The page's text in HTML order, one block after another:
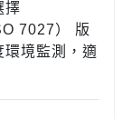
擇
7027） 版
環境監測，適